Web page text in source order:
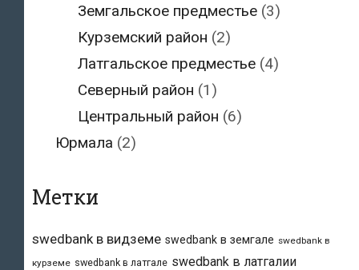
Земгальское предместье (3)
Курземский район (2)
Латгальское предместье (4)
Северный район (1)
Центральный район (6)
Юрмала (2)
Метки
swedbank в видземе swedbank в земгале swedbank в
курземе swedbank в латгале swedbank в латгалии